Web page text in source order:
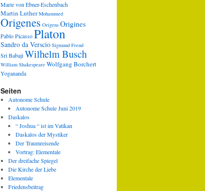
Marie von Ebner-Eschenbach
Martin Luther Mohammed
Origenes Origens Origines
Pablo PicassoPlaton
Sandro da Verscio Sigmund Freud
Sri BabajiWilhelm Busch
William Shakespeare Wolfgang Borchert
Yogananda
Seiten
Autonome Schule
Autonome Schule Juni 2019
Daskalos
“ Joshua “ ist im Vatikan
Daskalos der Mystiker
Der Traumreisende
Vortrag: Elementale
Der dreifache Spiegel
Die Kirche der Liebe
Elementale
Friedensbeitrag